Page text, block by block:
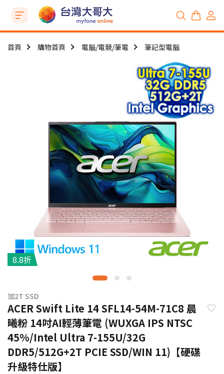
首頁 購物首頁 電腦/電競/筆電 筆記型電腦
8.8折
加2T SSD
ACER Swift Lite 14 SFL14-54M-71C8 晨
曦粉 14吋AI輕薄筆電 (WUXGA IPS NTSC
45%/Intel Ultra 7-155U/32G
DDR5/512G+2T PCIE SSD/WIN 11)【硬碟
升級特仕版】